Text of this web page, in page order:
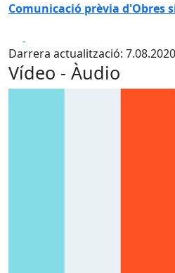
Comunicació prèvia d'Obres
Darrera actualització:
Vídeo - Àudio